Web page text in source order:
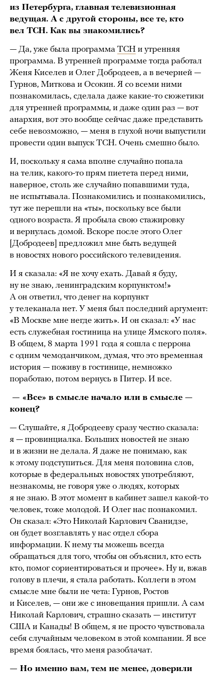
из Петербурга, главная телевизионная
ведущая. А с другой стороны, все те, кто
вел ТСН. Как вы знакомились?
— Да, уже была программа ТСН и утренняя
программа. В утренней программе тогда работал
Женя Киселев и Олег Добродеев, а в вечерней —
Гурнов, Миткова и Осокин. Я со всеми ними
познакомилась, сделала даже какие-то сюжетики
для утренней программы, и даже один раз — вот
анархия, вот это вообще сейчас даже представить
себе невозможно, — меня в глухой ночи выпустили
провести один выпуск ТСН. Очень смешно было.
И, поскольку я сама вполне случайно попала
на телик, какого-то прям пиетета перед ними,
наверное, столь же случайно попавшими туда,
не испытывала. Познакомились и познакомились,
тут же перешли на «ты», поскольку все были
одного возраста. Я пробыла свою стажировку
и вернулась домой. Вскоре после этого Олег
[Добродеев] предложил мне быть ведущей
в новостях нового российского телевидения.
И я сказала: «Я не хочу ехать. Давай я буду,
ну не знаю, ленинградским корпунктом!»
А он ответил, что денег на корпункт
у телеканала нет. У меня был последний аргумент:
«В Москве мне негде жить». И он сказал: «У нас
есть служебная гостиница на улице Ямского поля».
В общем, 8 марта 1991 года я сошла с перрона
с одним чемоданчиком, думая, что это временная
история — поживу в гостинице, немножко
поработаю, потом вернусь в Питер. И все.
— «Все» в смысле начало или в смысле —
конец?
— Слушайте, я Добродееву сразу честно сказала:
я — провинциалка. Больших новостей не знаю
и в жизни не делала. Я даже не понимаю, как
к этому подступиться. Для меня половина слов,
которые в федеральных новостях употребляют,
незнакомы, не говоря уже о людях, которых
я не знаю. В этот момент в кабинет зашел какой-то
человек, тоже молодой. И Олег нас познакомил.
Он сказал: «Это Николай Карлович Сванидзе,
он будет возглавлять у нас отдел сбора
информации. К нему ты можешь всегда
обращаться для того, чтобы он объяснил, кто есть
кто, помог сориентироваться и прочее». Ну и, вжав
голову в плечи, я стала работать. Коллеги в этом
смысле мне были не чета: Гурнов, Ростов
и Киселев, — они же с иновещания пришли. А сам
Николай Карлович, страшно сказать — институт
США и Канады! В общем, я не просто чувствовала
себя случайным человеком в этой компании. Я все
время боялась, что меня разоблачат.
— Но именно вам, тем не менее, доверили